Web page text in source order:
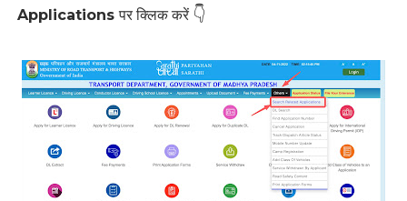
Applicationsपर क्लिक करें 👇